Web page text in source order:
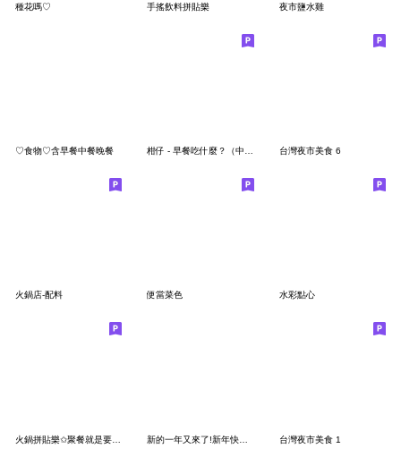
種花嗎♡ 手搖飲料拼貼樂 夜市鹽水雞
♡食物♡含早餐中餐晚餐 台灣夜市美食 6
火鍋店-配料 便當菜色 水彩點心
台灣夜市美食 1